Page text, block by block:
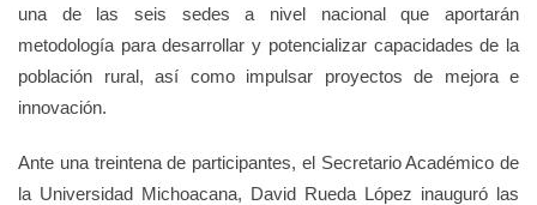
una de las seis sedes a nivel nacional que aportarán
metodología para desarrollar y potencializar capacidades de la
población rural, así como impulsar proyectos de mejora e
innovación.
Ante una treintena de participantes, el Secretario Académico de
la Universidad Michoacana, David Rueda López inauguró las